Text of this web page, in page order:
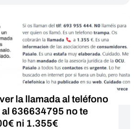
la llamada al teléfono
636634795 no te
ni 1.355€